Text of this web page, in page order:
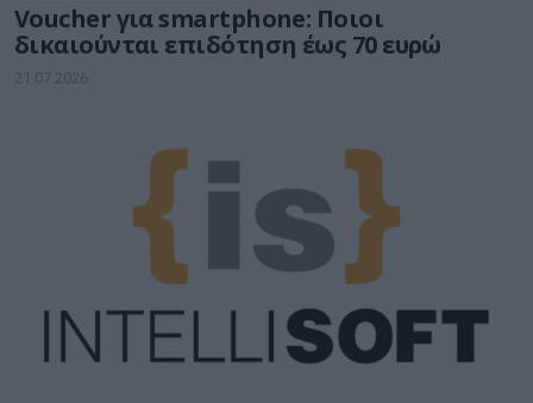
Voucher για smartphone: Ποιοι
δικαιούνται επιδότηση έως 70 ευρώ
21.07.2026